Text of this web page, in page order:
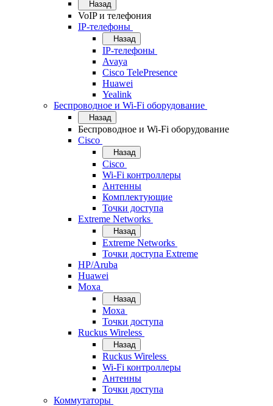
Назад
VoIP и телефония
IP-телефоны
Назад
IP-телефоны
Avaya
Cisco TelePresence
Huawei
Yealink
Беспроводное и Wi-Fi оборудование
Назад
Беспроводное и Wi-Fi оборудование
Cisco
Назад
Cisco
Wi-Fi контроллеры
Антенны
Комплектующие
Точки доступа
Extreme Networks
Назад
Extreme Networks
Точки доступа Extreme
HP/Aruba
Huawei
Moxa
Назад
Moxa
Точки доступа
Ruckus Wireless
Назад
Ruckus Wireless
Wi-Fi контроллеры
Антенны
Точки доступа
Коммутаторы